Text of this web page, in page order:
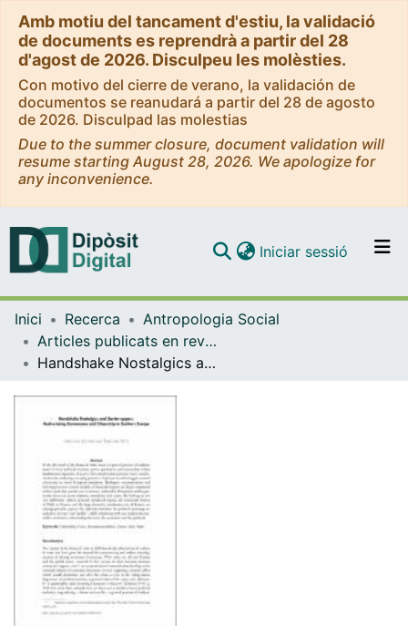
Amb motiu del tancament d'estiu, la validació
de documents es reprendrà a partir del 28
d'agost de 2026. Disculpeu les molèsties.
Con motivo del cierre de verano, la validación de
documentos se reanudará a partir del 28 de agosto
de 2026. Disculpad las molestias
Due to the summer closure, document validation will
resume starting August 28, 2026. We apologize for
any inconvenience.
Navega per tot el DD
Iniciar sessió (current)
Inici Recerca
Antropologia Social
Articles publicats en revistes (Antropologia Social)
Handshake Nostalgics and Starter-uppers: Restructuring Governance and Citizenship in Southern Europe